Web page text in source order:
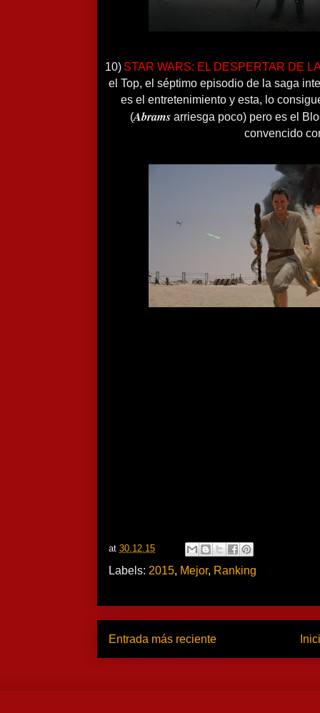
10) STAR WARS: EL DESPERTAR DE
el Top, el séptimo episodio de la saga
es el entretenimiento y esta, lo
(Abrams arriesga poco) pero es el
convencido
at 30.12.15
Labels: 2015, Mejor, Ranking
Entrada más reciente